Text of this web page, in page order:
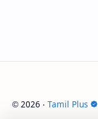
© 2026 ‧ Tamil Plus